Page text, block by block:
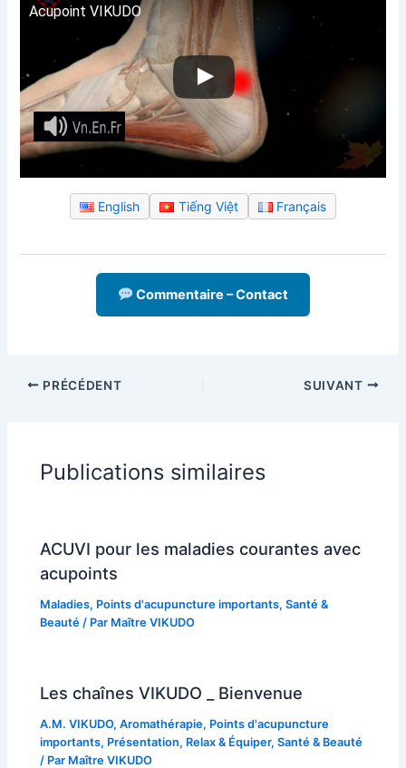
Acupoint VIKUDO
English Tiếng Việt Français
Commentaire – Contact
PRÉCÉDENT SUIVANT
Publications similaires
ACUVI pour les maladies courantes avec
acupoints
Maladies, Points d'acupuncture importants,Santé &
Beauté / Par Maître VIKUDO
Les chaînes VIKUDO _ Bienvenue
A.M. VIKUDO,Aromathérapie, Points d'acupuncture
importants, Présentation, Relax & Équiper,Santé & Beauté
/ Par Maître VIKUDO